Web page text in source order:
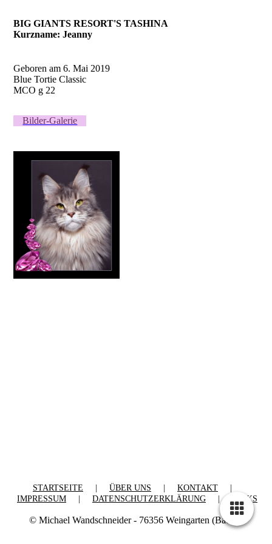
BIG GIANTS RESORT'S TASHINA
Kurzname: Jeanny
Geboren am 6. Mai 2019
Blue Tortie Classic
MCO g 22
Bilder-Galerie
STARTSEITE ÜBER UNS KONTAKT
IMPRESSUM
DATENSCHUTZERKLÄRUNG | LINKS
© Michael Wandschneider - 76356 Weingarten (Baden)